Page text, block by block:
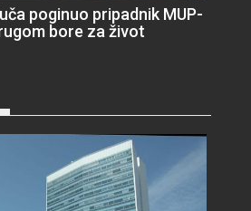
poginuo pripadnik MUP-
bore za život